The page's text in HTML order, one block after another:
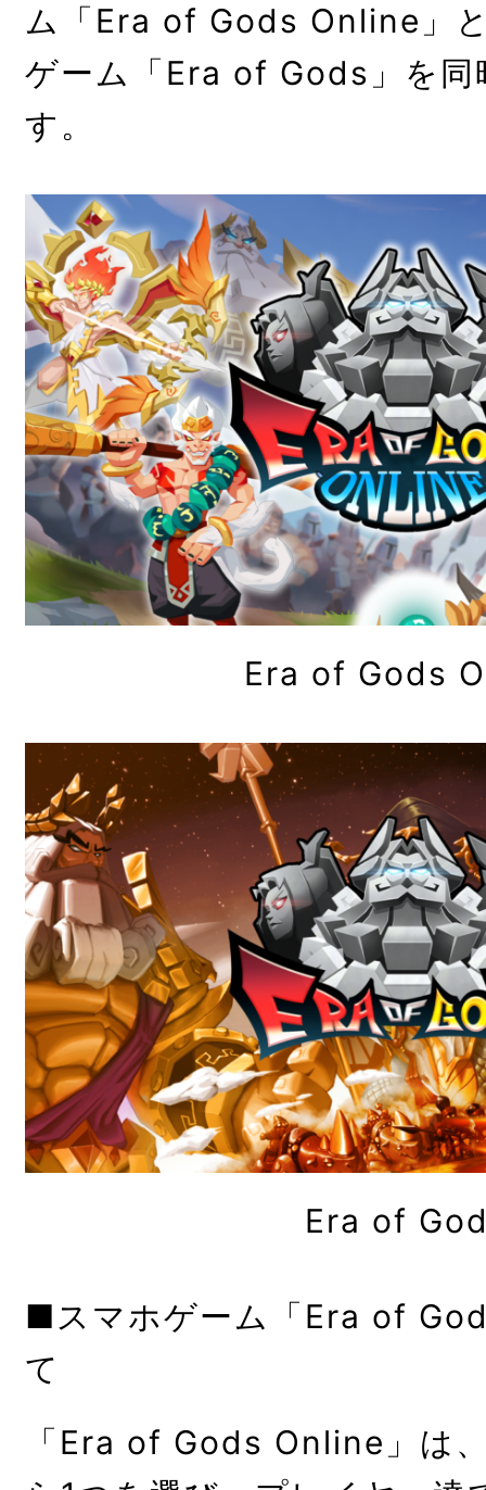
ム「Era of Gods Online」
ゲーム「Era of Gods」を同
す。
Era of Gods
Era of
■スマホゲーム「Era of
て
「Era of Gods Online」は